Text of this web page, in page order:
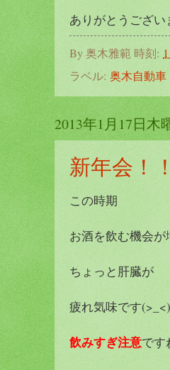
ありがとうござ
By奥木雅範 時刻:
ラベル: 奥木自動車
2013年1月17日木
新年会！
この時期
お酒を飲む機会が
ちょっと肝臓が
疲れ気味です(>_<)
飲みすぎ注意です